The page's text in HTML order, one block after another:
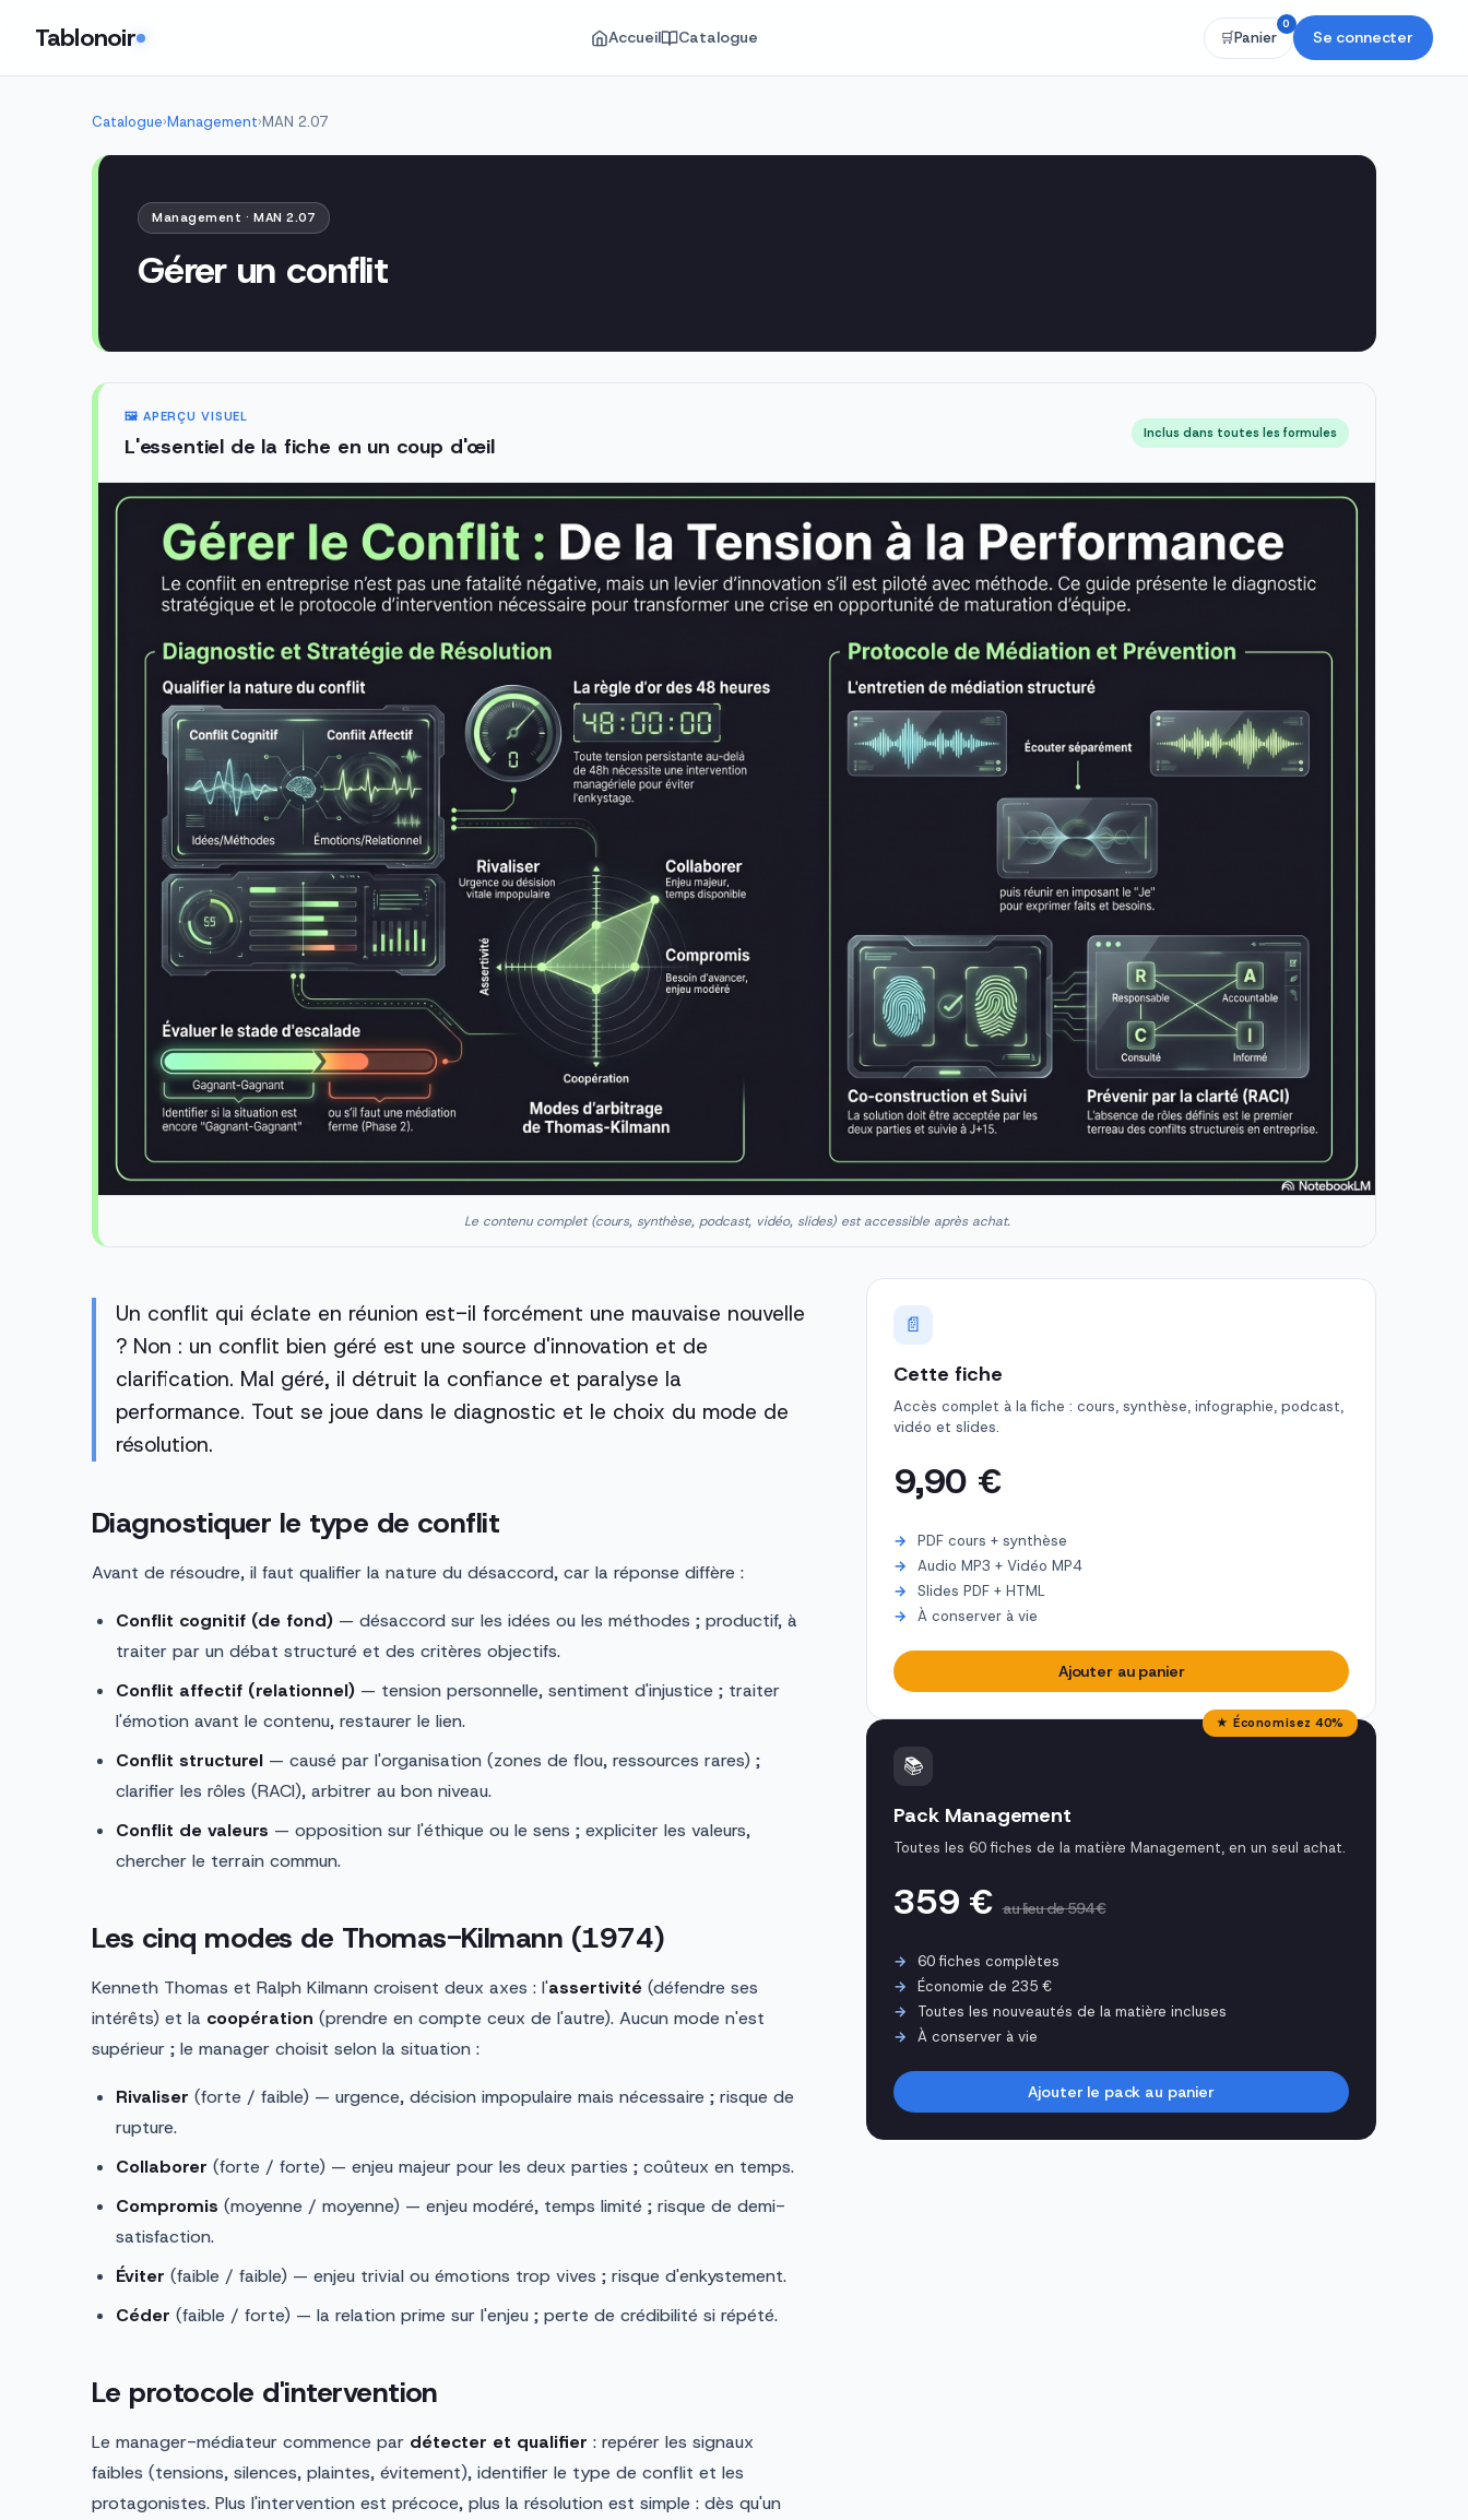
Tablonoir Accueil Catalogue 🛒Panier
0
Se connecter
Catalogue›Management›MAN 2.07
Management · MAN 2.07
Gérer un conflit
🖼️ APERÇU VISUEL
L'essentiel de la fiche en un coup d'œil
Inclus dans toutes les formules
Le contenu complet (cours, synthèse, podcast, vidéo, slides) est accessible après achat.
Un conflit qui éclate en réunion est-il forcément une mauvaise nouvelle
? Non : un conflit bien géré est une source d'innovation et de
clarification. Mal géré, il détruit la confiance et paralyse la
performance. Tout se joue dans le diagnostic et le choix du mode de
résolution.
Diagnostiquer le type de conflit
Avant de résoudre, il faut qualifier la nature du désaccord, car la réponse diffère :
Conflit cognitif (de fond) — désaccord sur les idées ou les méthodes ; productif, à
traiter par un débat structuré et des critères objectifs.
Conflit affectif (relationnel) — tension personnelle, sentiment d'injustice ; traiter
l'émotion avant le contenu, restaurer le lien.
Conflit structurel — causé par l'organisation (zones de flou, ressources rares) ;
clarifier les rôles (RACI), arbitrer au bon niveau.
Conflit de valeurs — opposition sur l'éthique ou le sens ; expliciter les valeurs,
chercher le terrain commun.
Les cinq modes de Thomas-Kilmann (1974)
Kenneth Thomas et Ralph Kilmann croisent deux axes : l'assertivité (défendre ses
intérêts) et la coopération (prendre en compte ceux de l'autre). Aucun mode n'est
supérieur ; le manager choisit selon la situation :
Rivaliser (forte / faible) — urgence, décision impopulaire mais nécessaire ; risque de
rupture.
Collaborer (forte / forte) — enjeu majeur pour les deux parties ; coûteux en temps.
Compromis (moyenne / moyenne) — enjeu modéré, temps limité ; risque de demi-
satisfaction.
Éviter (faible / faible) — enjeu trivial ou émotions trop vives ; risque d'enkystement.
Céder (faible / forte) — la relation prime sur l'enjeu ; perte de crédibilité si répété.
Le protocole d'intervention
Le manager-médiateur commence par détecter et qualifier : repérer les signaux
faibles (tensions, silences, plaintes, évitement), identifier le type de conflit et les
protagonistes. Plus l'intervention est précoce, plus la résolution est simple : dès qu'un
📄
Cette fiche
Accès complet à la fiche : cours, synthèse, infographie, podcast,
vidéo et slides.
9,90 €
PDF cours + synthèse
Audio MP3 + Vidéo MP4
Slides PDF + HTML
À conserver à vie
Ajouter au panier
★ Économisez 40%
📚
Pack Management
Toutes les 60 fiches de la matière Management, en un seul achat.
359 €au lieu de 594 €
60 fiches complètes
Économie de 235 €
Toutes les nouveautés de la matière incluses
À conserver à vie
Ajouter le pack au panier